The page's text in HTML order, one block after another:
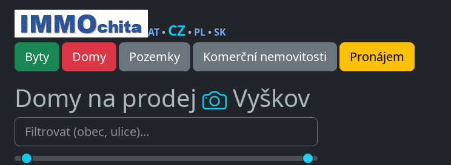
AT• CZ• PL•SK
Byty Domy Pozemky Komerční nemovitosti Pronájem
Domy na prodej Vyškov